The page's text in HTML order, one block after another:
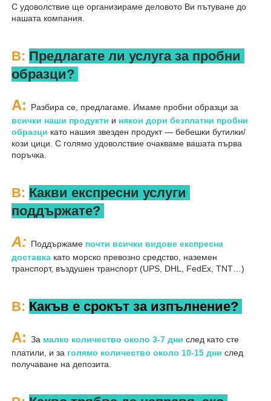
С удоволствие ще организираме деловото Ви пътуване до
нашата компания.
В: Предлагате ли услуга за пробни
образци?
A:
всички наши продукти и някои дори безплатни пробни
образци като нашия звезден продукт — бебешки бутилки/
кози цици. С голямо удоволствие очакваме вашата първа
поръчка.
В: Какви експресни услуги
поддържате?
A: Поддържаме почти всички видове експресна
доставка като морско превозно средство, наземен
транспорт, въздушен транспорт (UPS, DHL, FedEx, TNT…)
В: Какъв е срокът за изпълнение?
A: За малко количество около 3-7 дни след като сте
платили, и за голямо количество около 10-15 дни след
получаване на депозита.